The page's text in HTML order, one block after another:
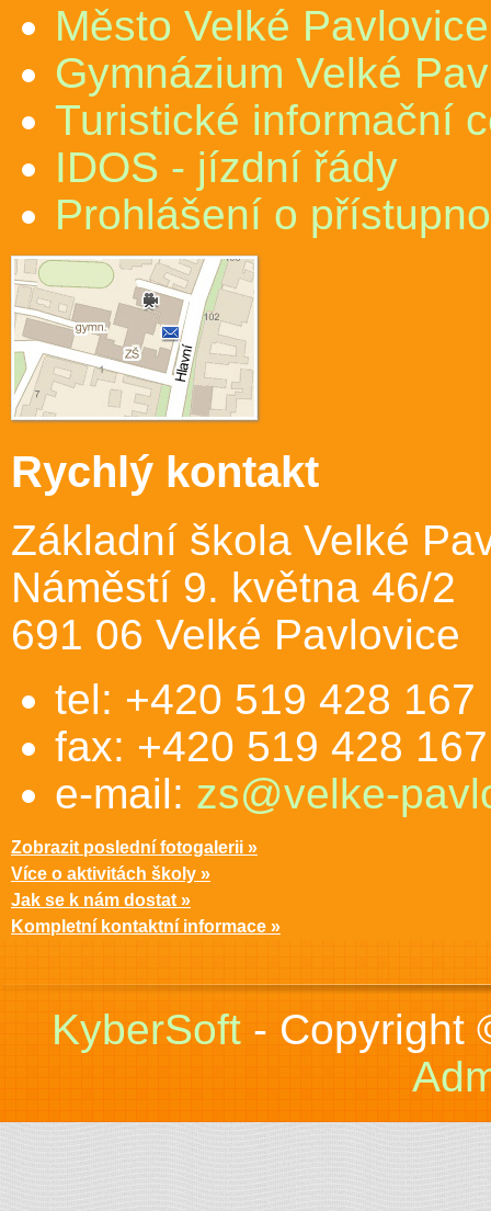
Město Velké Pavlovice
Gymnázium Velké
Turistické informační
IDOS - jízdní řády
Prohlášení o
Rychlý kontakt
Základní škola Velké
Náměstí 9. května 46/2
691 06 Velké Pavlovice
tel: +420 519 428 167
fax: +420 519 428 167
e-mail: zs@velke-
Zobrazit poslední fotogalerii »
Více o aktivitách školy »
Jak se k nám dostat »
Kompletní kontaktní informace »
KyberSoft- Copyright